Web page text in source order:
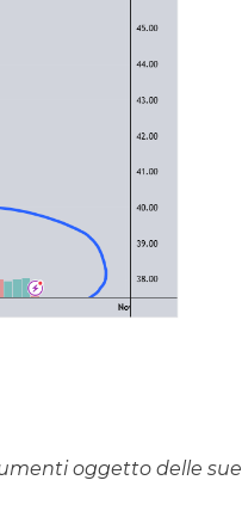
oggetto delle sue